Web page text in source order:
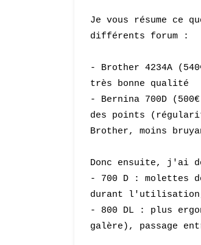
Je vous résume ce
différents forum :
- Brother 4234A
très bonne qualité
- Bernina 700D
des points
Brother, moins
Donc ensuite, j'ai
- 700 D : molettes
durant
- 800 DL : plus
galère), passage